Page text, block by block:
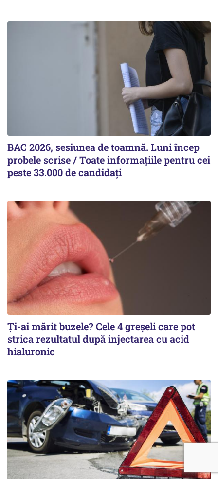
BAC 2026, sesiunea de toamnă. Luni încep
probele scrise / Toate informațiile pentru cei
peste 33.000 de candidați
Ți-ai mărit buzele? Cele 4 greșeli care pot
strica rezultatul după injectarea cu acid
hialuronic